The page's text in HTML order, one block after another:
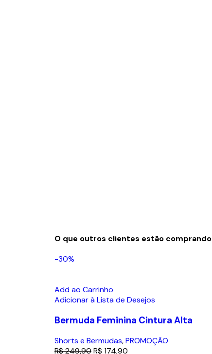
O que outros clientes estão comprando
-30%
Add ao Carrinho
Adicionar à Lista de Desejos
Bermuda Feminina Cintura Alta
Shorts e Bermudas,PROMOÇÃO
R$249,90R$ 174,90